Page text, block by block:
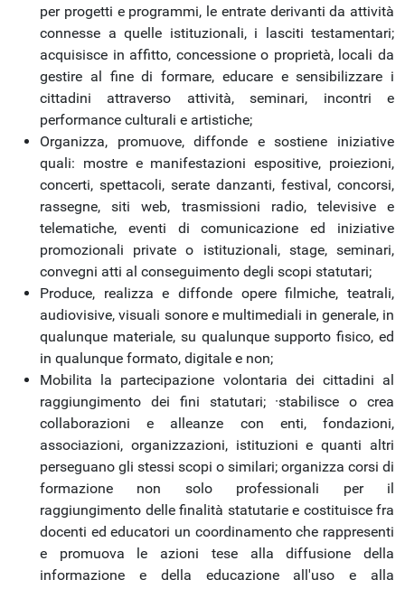
per progetti e programmi, le entrate derivanti da attività
connesse a quelle istituzionali, i lasciti testamentari;
acquisisce in affitto, concessione o proprietà, locali da
gestire al fine di formare, educare e sensibilizzare i
cittadini attraverso attività, seminari, incontri e
performance culturali e artistiche;
Organizza, promuove, diffonde e sostiene iniziative
quali: mostre e manifestazioni espositive, proiezioni,
concerti, spettacoli, serate danzanti, festival, concorsi,
rassegne, siti web, trasmissioni radio, televisive e
telematiche, eventi di comunicazione ed iniziative
promozionali private o istituzionali, stage, seminari,
convegni atti al conseguimento degli scopi statutari;
Produce, realizza e diffonde opere filmiche, teatrali,
audiovisive, visuali sonore e multimediali in generale, in
qualunque materiale, su qualunque supporto fisico, ed
in qualunque formato, digitale e non;
Mobilita la partecipazione volontaria dei cittadini al
raggiungimento dei fini statutari; ·stabilisce o crea
collaborazioni e alleanze con enti, fondazioni,
associazioni, organizzazioni, istituzioni e quanti altri
perseguano gli stessi scopi o similari; organizza corsi di
formazione non solo professionali per il
raggiungimento delle finalità statutarie e costituisce fra
docenti ed educatori un coordinamento che rappresenti
e promuova le azioni tese alla diffusione della
informazione e della educazione all'uso e alla